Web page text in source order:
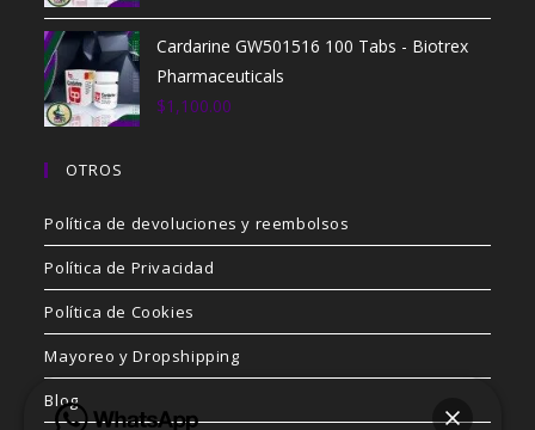
Cardarine GW501516 100 Tabs - Biotrex
Pharmaceuticals
$1,100.00
OTROS
Política de devoluciones y reembolsos
Política de Privacidad
Política de Cookies
Mayoreo y Dropshipping
Blog